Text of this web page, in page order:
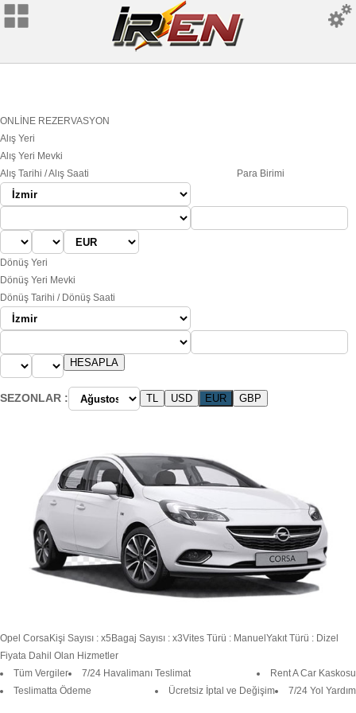
ONLİNE REZERVASYON
Alış Yeri
Alış Yeri Mevki
Alış Tarihi / Alış Saati
Para Birimi
Dönüş Yeri
Dönüş Yeri Mevki
Dönüş Tarihi / Dönüş Saati
SEZONLAR :
Opel CorsaKişi Sayısı : x5 Bagaj Sayısı : x3Vites Türü : Manuel Yakıt Türü : Dizel
Fiyata Dahil Olan Hizmetler
Tüm Vergiler
Rent A Car Kaskosu
7/24 Havalimanı Teslimat
7/24 Yol Yardım
Teslimatta Ödeme Ücretsiz İptal ve Değişim